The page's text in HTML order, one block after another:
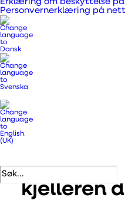
Erklæring om beskyttelse
Personvernerklæring på nett
Utnytt
kjelleren